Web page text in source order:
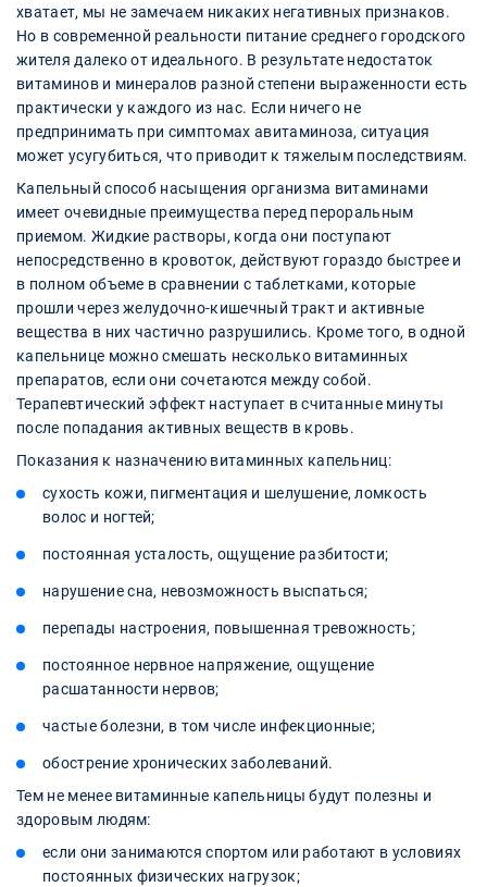
хватает, мы не замечаем никаких негативных признаков.
Но в современной реальности питание среднего городского
жителя далеко от идеального. В результате недостаток
витаминов и минералов разной степени выраженности есть
практически у каждого из нас. Если ничего не
предпринимать при симптомах авитаминоза, ситуация
может усугубиться, что приводит к тяжелым последствиям.
Капельный способ насыщения организма витаминами
имеет очевидные преимущества перед пероральным
приемом. Жидкие растворы, когда они поступают
непосредственно в кровоток, действуют гораздо быстрее и
в полном объеме в сравнении с таблетками, которые
прошли через желудочно-кишечный тракт и активные
вещества в них частично разрушились. Кроме того, в одной
капельнице можно смешать несколько витаминных
препаратов, если они сочетаются между собой.
Терапевтический эффект наступает в считанные минуты
после попадания активных веществ в кровь.
Показания к назначению витаминных капельниц:
сухость кожи, пигментация и шелушение, ломкость
волос и ногтей;
постоянная усталость, ощущение разбитости;
нарушение сна, невозможность выспаться;
перепады настроения, повышенная тревожность;
постоянное нервное напряжение, ощущение
расшатанности нервов;
частые болезни, в том числе инфекционные;
обострение хронических заболеваний.
Тем не менее витаминные капельницы будут полезны и
здоровым людям:
если они занимаются спортом или работают в условиях
постоянных физических нагрузок;